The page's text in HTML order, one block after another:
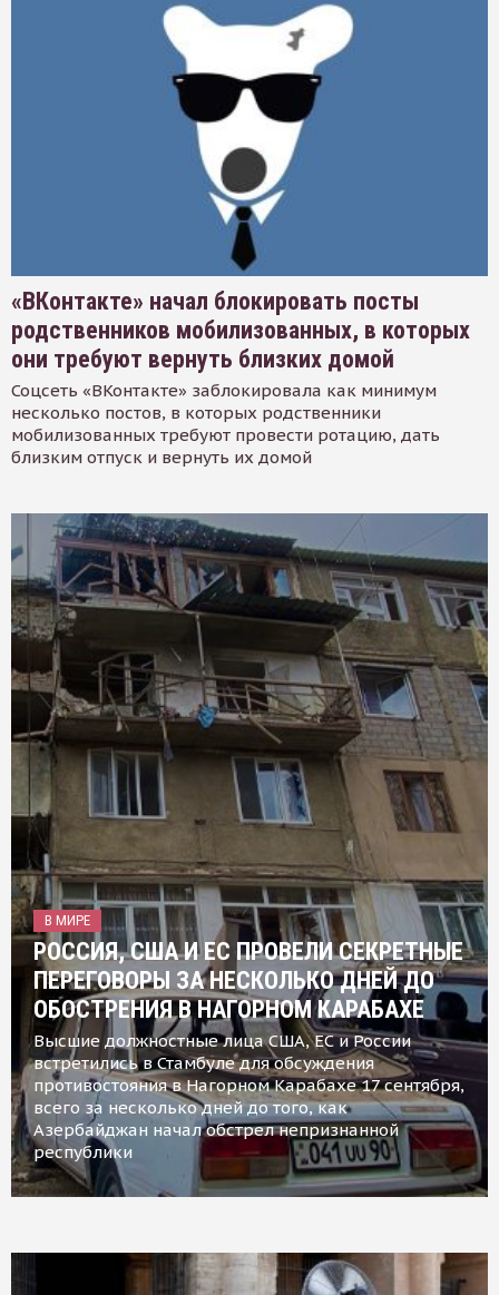
«ВКонтакте» начал блокировать посты
родственников мобилизованных, в которых
они требуют вернуть близких домой
Соцсеть «ВКонтакте» заблокировала как минимум
несколько постов, в которых родственники
мобилизованных требуют провести ротацию, дать
близким отпуск и вернуть их домой
В МИРЕ
РОССИЯ, США И ЕС ПРОВЕЛИ СЕКРЕТНЫЕ
ПЕРЕГОВОРЫ ЗА НЕСКОЛЬКО ДНЕЙ ДО
ОБОСТРЕНИЯ В НАГОРНОМ КАРАБАХЕ
Высшие должностные лица США, ЕС и России
встретились в Стамбуле для обсуждения
противостояния в Нагорном Карабахе 17 сентября,
всего за несколько дней до того, как
Азербайджан начал обстрел непризнанной
республики